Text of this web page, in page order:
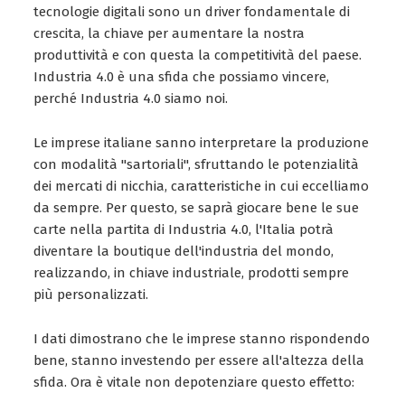
tecnologie digitali sono un driver fondamentale di
crescita, la chiave per aumentare la nostra
produttività e con questa la competitività del paese.
Industria 4.0 è una sfida che possiamo vincere,
perché Industria 4.0 siamo noi.
Le imprese italiane sanno interpretare la produzione
con modalità "sartoriali", sfruttando le potenzialità
dei mercati di nicchia, caratteristiche in cui eccelliamo
da sempre. Per questo, se saprà giocare bene le sue
carte nella partita di Industria 4.0, l'Italia potrà
diventare la boutique dell'industria del mondo,
realizzando, in chiave industriale, prodotti sempre
più personalizzati.
I dati dimostrano che le imprese stanno rispondendo
bene, stanno investendo per essere all'altezza della
sfida. Ora è vitale non depotenziare questo effetto: